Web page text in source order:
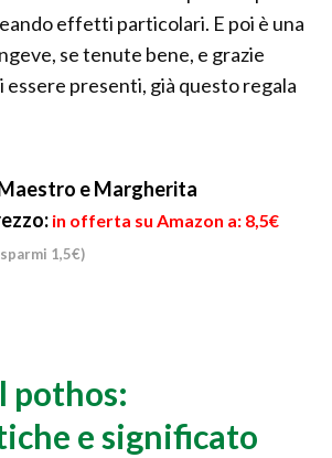
effetti particolari. E poi è una
se tenute bene, e grazie
presenti, già questo regala
e Margherita
in offerta su Amazon a: 8,5€
1,5€)
pothos:
e significato